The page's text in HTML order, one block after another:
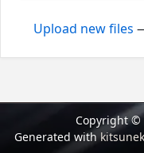
Upload new files
Copyright ©
Generated with